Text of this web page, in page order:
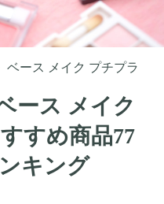
ベース メイク プチプラ
ース メイク
すめ商品77
キング